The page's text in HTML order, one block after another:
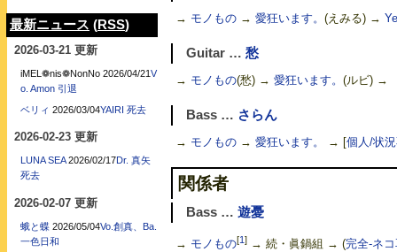
→ モノもの→ 愛狂います。 (えみる) →
Guitar … 愁
→ モノもの(愁) → 愛狂います。 (ルビ) →
Bass … さらん
→ モノもの→ 愛狂います。 → [個人/状
関係者
Bass … 遊憂
→ モノもの[1 ]→ 続・眞鍋組 → (完全-ネ
最新ニュース (RSS)
2026-03-21 更新
iMEL❁nis❁NonNo 2026/04/21 V
o. Amon 引退
ベリィ 2026/03/04YAIRI 死去
2026-02-23 更新
LUNA SEA 2026/02/17Dr. 真矢
死去
2026-02-07 更新
蛾と蝶 2026/05/04Vo.創真、Ba.
一色日和